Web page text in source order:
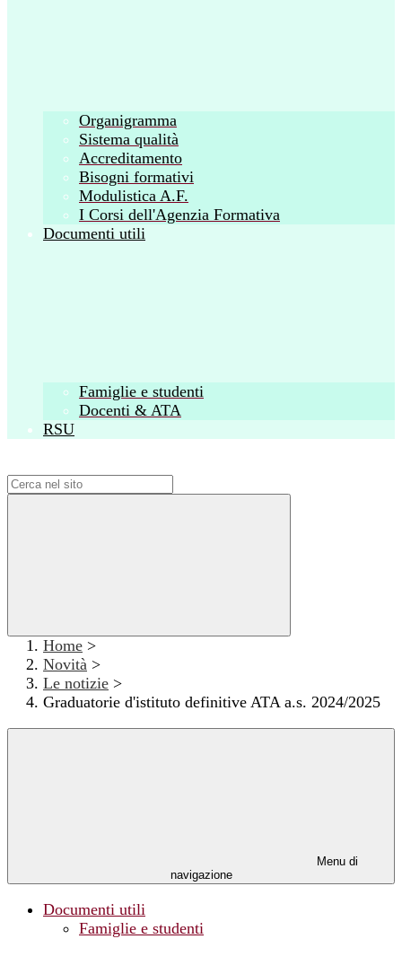
Organigramma
Sistema qualità
Accreditamento
Bisogni formativi
Modulistica A.F.
I Corsi dell'Agenzia Formativa
Documenti utili
Famiglie e studenti
Docenti & ATA
RSU
Home >
Novità >
Le notizie >
Graduatorie d'istituto definitive ATA a.s. 2024/2025
Menu di
navigazione
Documenti utili
Famiglie e studenti